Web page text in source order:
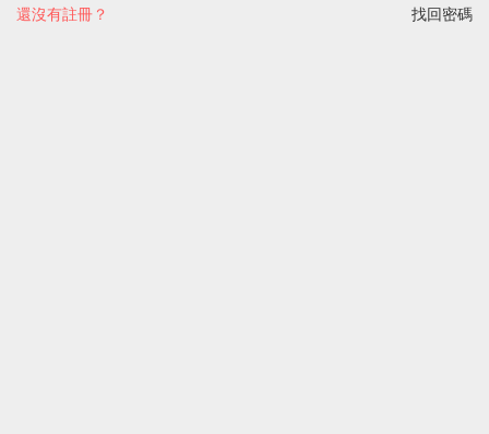
找回密碼
還沒有註冊？